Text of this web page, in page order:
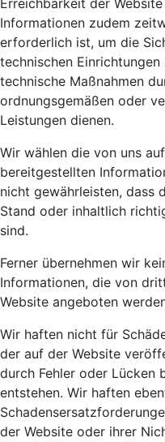
Erreichbarkeit der
Informationen zudem
erforderlich ist, um die
technischen
technische Maßnahmen
ordnungsgemäßen oder
Leistungen dienen.
Wir wählen die von uns
bereitgestellten
nicht gewährleisten, dass
Stand oder inhaltlich
sind.
Ferner übernehmen wir
Informationen, die von
Website angeboten
Wir haften nicht für
der auf der Website
durch Fehler oder Lücken
entstehen. Wir haften
der Website oder ihrer